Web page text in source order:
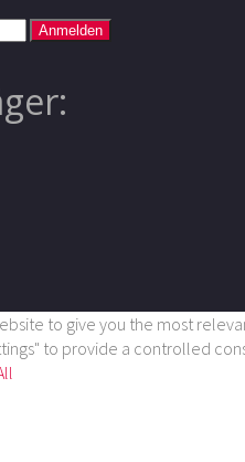
to give you the most
to provide a controlled